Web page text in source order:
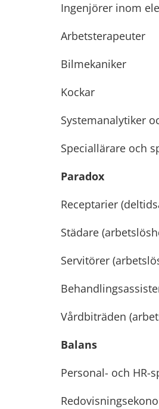
Ingenjörer inom
Arbetsterapeuter
Bilmekaniker
Kockar
Systemanalytiker
Speciallärare och
Paradox
Receptarier
Städare
Servitörer
Vårdbiträden
Balans
Personal- och HR-